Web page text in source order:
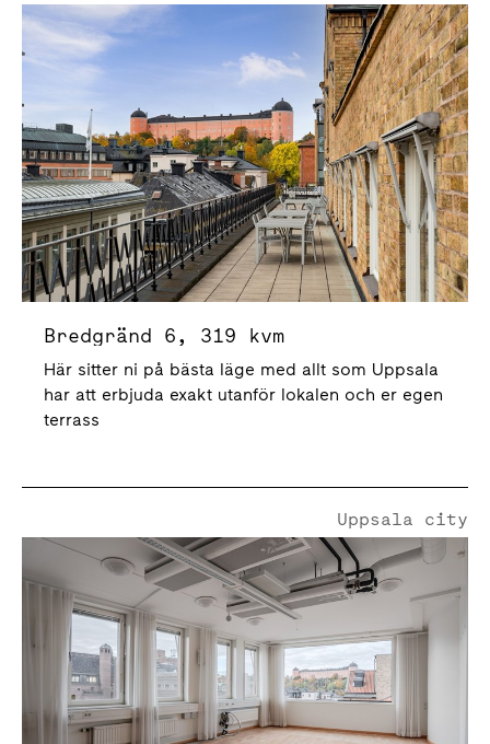
Bredgränd 6
Bredgränd 6, 319 kvm
Här sitter ni på bästa läge med allt som Uppsala
har att erbjuda exakt utanför lokalen och er egen
terrass
Dragarbrunnsgatan 45
Uppsala city